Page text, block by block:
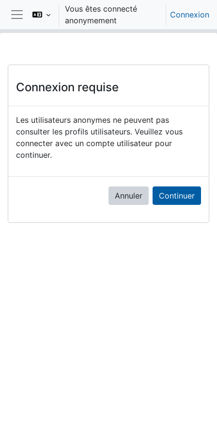
Passer au contenu principal
Panneau latéral
Vous êtes connecté
anonymement
Connexion
Connexion requise
Les utilisateurs anonymes ne peuvent pas
consulter les profils utilisateurs. Veuillez vous
connecter avec un compte utilisateur pour
continuer.
Annuler Continuer